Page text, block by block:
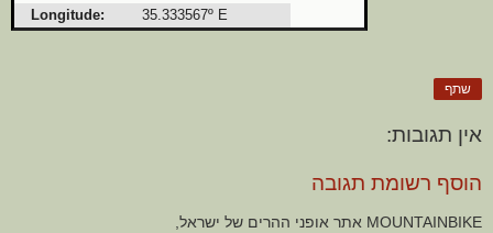
Longitude:
35.333567º E
שתף
אין תגובות:
הוסף רשומת תגובה
MOUNTAINBIKE אתר אופני ההרים של ישראל,